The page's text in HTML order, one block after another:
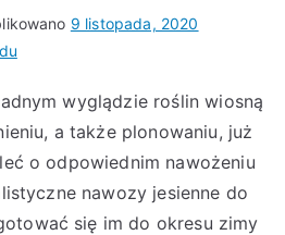
9 listopada, 2020
wyglądzie roślin wiosną
a także plonowaniu, już
o odpowiednim nawożeniu
nawozy jesienne do
się im do okresu zimy